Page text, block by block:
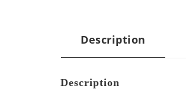
Description
Description